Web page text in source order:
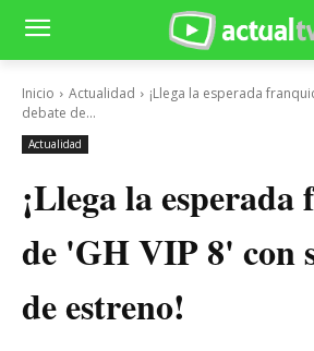
Inicio Actualidad
¡Llega la esperada
debate de...
Actualidad
¡Llega la
de 'GH VIP 8' con
de estreno!